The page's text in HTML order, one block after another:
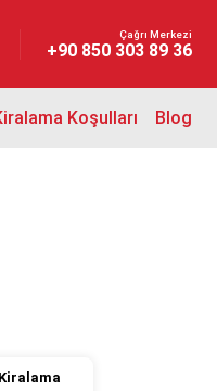
Çağrı Merkezi
+90 850 303 89 36
Koşulları Blog